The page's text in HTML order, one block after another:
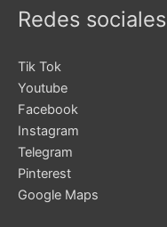
Redes
Tik Tok
Youtube
Facebook
Instagram
Telegram
Pinterest
Google Maps